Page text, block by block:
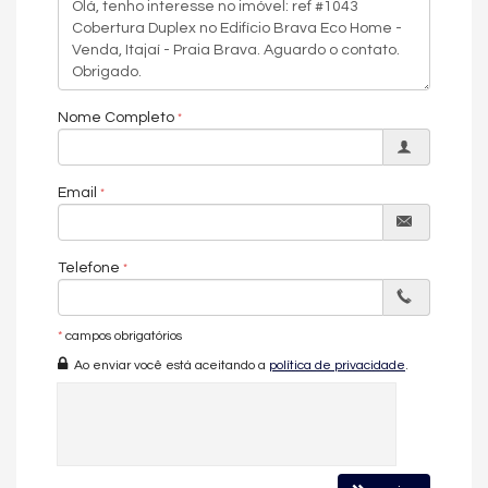
Lavabo
Cozinha funcional
Área de serviço independente
Vista panorâmica
Fechadura com senha na porta de entrada
Gás individual
Interfone
Cada detalhe foi pensado para proporcionar uma experiência
de morar sofisticada, com ambientes amplos, bem iluminados e
integrados à proposta contemporânea do empreendimento.
Nome Completo
Email
Telefone
* campos obrigatórios
Ao enviar você está aceitando a política de privacidade